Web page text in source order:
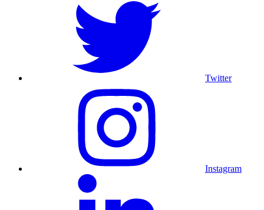
Twitter
Instagram